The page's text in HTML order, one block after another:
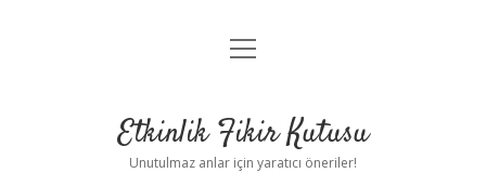
Anasayfa
Yasal Uyarı
menüyü
Etkinlik Fikir Kutusu
Unutulmaz anlar için yaratıcı öneriler!